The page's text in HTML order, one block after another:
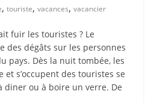
,touriste,vacances,vacancier
fuir les touristes ? Le
des dégâts sur les personnes
pays. Dès la nuit tombée, les
s’occupent des touristes se
diner ou à boire un verre. De